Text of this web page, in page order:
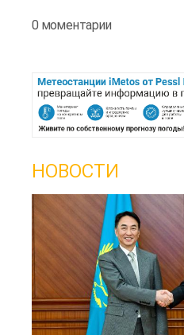
0 моментарии
НОВОСТИ